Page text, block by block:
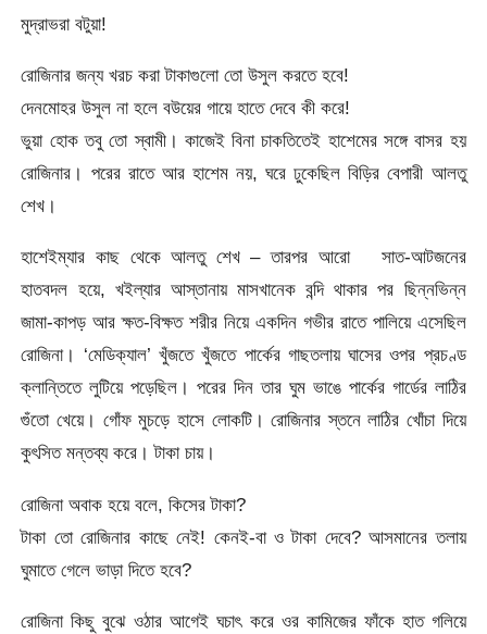
মুদ্রাভরা বটুয়া!
রোজিনার জন্য খরচ করা টাকাগুলো তো উসুল করতে হবে!
দেনমোহর উসুল না হলে বউয়ের গায়ে হাতে দেবে কী করে!
ভুয়া হোক তবু তো স্বামী। কাজেই বিনা চাকতিতেই হাশেমের সঙ্গে বাসর হয়
রোজিনার। পরের রাতে আর হাশেম নয়, ঘরে ঢুকেছিল বিড়ির বেপারী আলতু
শেখ।
হাশেইম্যার কাছ থেকে আলতু শেখ – তারপর আরো সাত-আটজনের
হাতবদল হয়ে, খইল্যার আস্তানায় মাসখানেক বন্দি থাকার পর ছিন্নভিন্ন
জামা-কাপড় আর ক্ষত-বিক্ষত শরীর নিয়ে একদিন গভীর রাতে পালিয়ে এসেছিল
রোজিনা। ‘মেডিক্যাল’ খুঁজতে খুঁজতে পার্কের গাছতলায় ঘাসের ওপর প্রচণ্ড
ক্লান্তিতে লুটিয়ে পড়েছিল। পরের দিন তার ঘুম ভাঙে পার্কের গার্ডের লাঠির
গুঁতো খেয়ে। গোঁফ মুচড়ে হাসে লোকটি। রোজিনার স্তনে লাঠির খোঁচা দিয়ে
কুৎসিত মন্তব্য করে। টাকা চায়।
রোজিনা অবাক হয়ে বলে, কিসের টাকা?
টাকা তো রোজিনার কাছে নেই! কেনই-বা ও টাকা দেবে? আসমানের তলায়
ঘুমাতে গেলে ভাড়া দিতে হবে?
রোজিনা কিছু বুঝে ওঠার আগেই ঘচাৎ করে ওর কামিজের ফাঁকে হাত গলিয়ে